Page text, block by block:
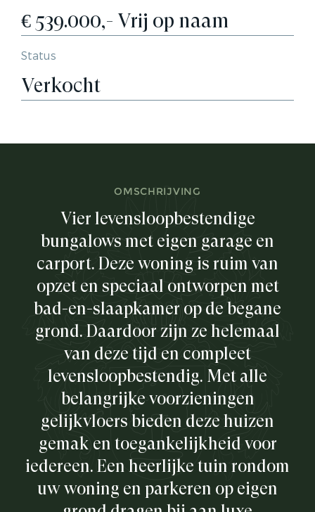
€ 539.000,- Vrij op naam
Status
Verkocht
OMSCHRIJVING
Vier levensloopbestendige
bungalows met eigen garage en
carport. Deze woning is ruim van
opzet en speciaal ontworpen met
bad-en-slaapkamer op de begane
grond. Daardoor zijn ze helemaal
van deze tijd en compleet
levensloopbestendig. Met alle
belangrijke voorzieningen
gelijkvloers bieden deze huizen
gemak en toegankelijkheid voor
iedereen. Een heerlijke tuin rondom
uw woning en parkeren op eigen